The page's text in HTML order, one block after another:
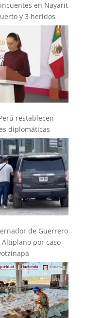
en Nayarit
y 3 heridos
restablecen
diplomáticas
de Guerrero
por caso